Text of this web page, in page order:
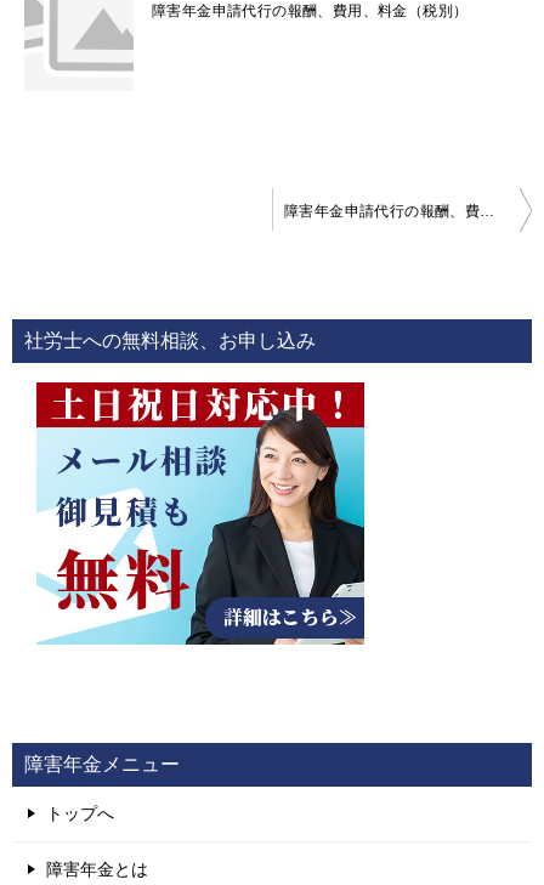
障害年金申請代行の報酬、費用、料金（税別）
ビ
ゲ
社労士への無料相談、お申し込み
障害年金メニュー
トップへ
障害年金とは